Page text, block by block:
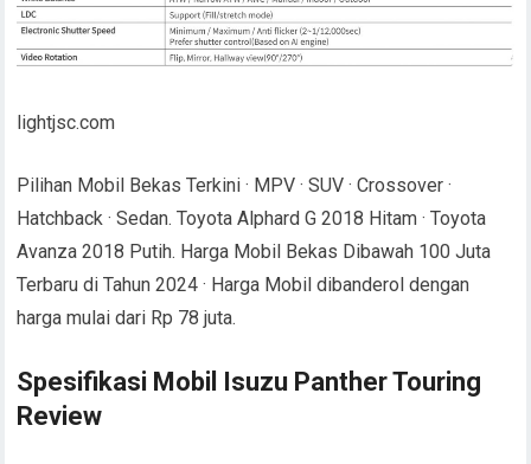
lightjsc.com
Pilihan Mobil Bekas Terkini · MPV · SUV · Crossover ·
Hatchback · Sedan. Toyota Alphard G 2018 Hitam · Toyota
Avanza 2018 Putih. Harga Mobil Bekas Dibawah 100 Juta
Terbaru di Tahun 2024 · Harga Mobil dibanderol dengan
harga mulai dari Rp 78 juta.
Spesifikasi Mobil Isuzu Panther Touring
Review